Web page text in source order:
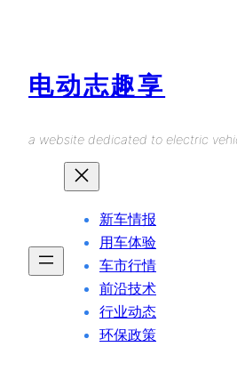
电动志趣享
a website dedicated to electric
新车情报
用车体验
车市行情
前沿技术
行业动态
环保政策